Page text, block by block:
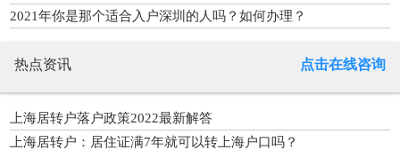
利！
2021年你是那个适合入户深圳的人吗？如何办理？
热点资讯 点击在线咨询
上海居转户落户政策2022最新解答
上海居转户：居住证满7年就可以转上海户口吗？